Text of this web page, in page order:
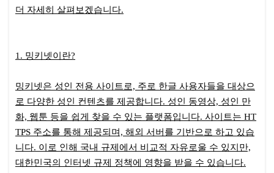
더 자세히 살펴보겠습니다.
1. 밍키넷이란?
밍키넷은 성인 전용 사이트로, 주로 한글 사용자들을 대상으
로 다양한 성인 컨텐츠를 제공합니다. 성인 동영상, 성인 만
화, 웹툰 등을 쉽게 찾을 수 있는 플랫폼입니다. 사이트는 HT
TPS 주소를 통해 제공되며, 해외 서버를 기반으로 하고 있습
니다. 이로 인해 국내 규제에서 비교적 자유로울 수 있지만,
대한민국의 인터넷 규제 정책에 영향을 받을 수 있습니다.